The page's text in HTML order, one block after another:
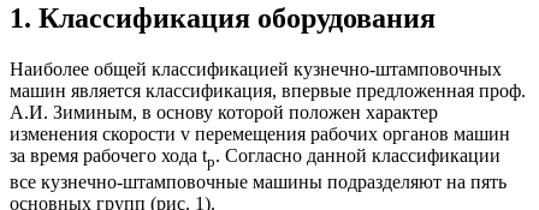
1. Классификация оборудования
Наиболее общей классификацией кузнечно-штамповочных
машин является классификация, впервые предложенная проф.
А.И. Зиминым, в основу которой положен характер
изменения скорости v перемещения рабочих органов машин
за время рабочего хода tр. Согласно данной классификации
все кузнечно-штамповочные машины подразделяют на пять
основных групп (рис. 1).